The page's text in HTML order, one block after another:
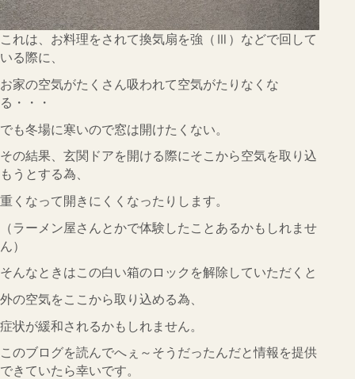
これは、お料理をされて換気扇を強（Ⅲ）などで回して
いる際に、
お家の空気がたくさん吸われて空気がたりなくな
る・・・
でも冬場に寒いので窓は開けたくない。
その結果、玄関ドアを開ける際にそこから空気を取り込
もうとする為、
重くなって開きにくくなったりします。
（ラーメン屋さんとかで体験したことあるかもしれませ
ん）
そんなときはこの白い箱のロックを解除していただくと
外の空気をここから取り込める為、
症状が緩和されるかもしれません。
このブログを読んでへぇ～そうだったんだと情報を提供
できていたら幸いです。